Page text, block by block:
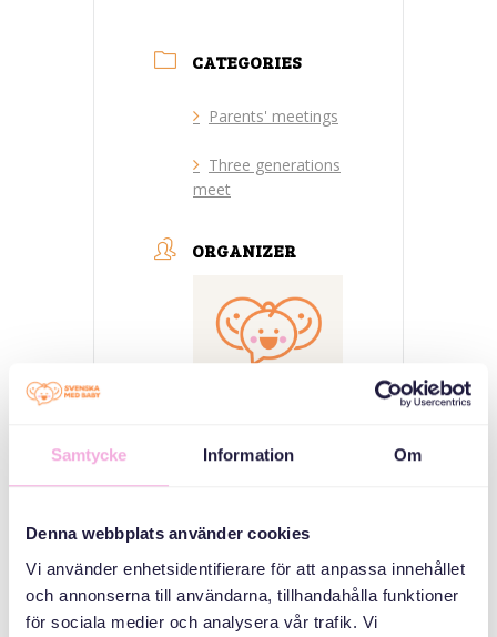
Samtycke Information Om
Denna webbplats använder cookies
Vi använder enhetsidentifierare för att anpassa innehållet
och annonserna till användarna, tillhandahålla funktioner
för sociala medier och analysera vår trafik. Vi
CATEGORIES
Parents' meetings
Three generations
meet
ORGANIZER
bokningen@svenskamedbaby.se
CO-ORGANIZERS